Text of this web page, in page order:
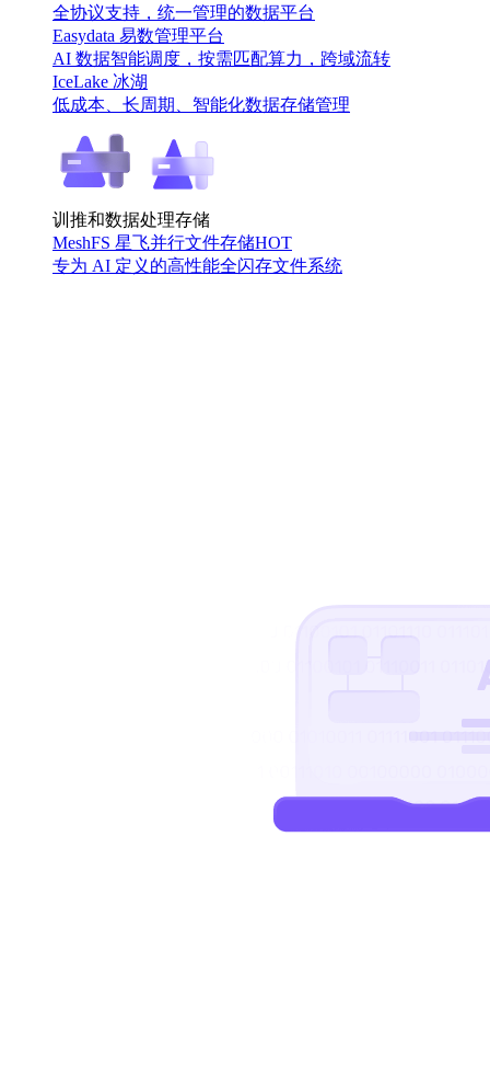
全协议支持，统一管理的数据平台
Easydata 易数管理平台
AI 数据智能调度，按需匹配算力，跨域流转
IceLake 冰湖
低成本、长周期、智能化数据存储管理
训推和数据处理存储
MeshFS 星飞并行文件存储HOT
专为 AI 定义的高性能全闪存文件系统